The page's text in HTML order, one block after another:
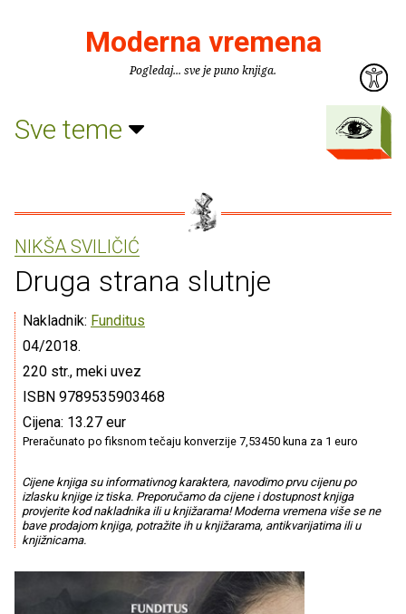
Moderna vremena
Pogledaj... sve je puno knjiga.
Sve teme
NIKŠA SVILIČIĆ
Druga strana slutnje
Nakladnik: Funditus
04/2018.
220 str., meki uvez
ISBN 9789535903468
Cijena: 13.27 eur
Preračunato po fiksnom tečaju konverzije 7,53450 kuna za 1 euro
Cijene knjiga su informativnog karaktera, navodimo prvu cijenu po
izlasku knjige iz tiska. Preporučamo da cijene i dostupnost knjiga
provjerite kod nakladnika ili u knjižarama! Moderna vremena više se ne
bave prodajom knjiga, potražite ih u knjižarama, antikvarijatima ili u
knjižnicama.